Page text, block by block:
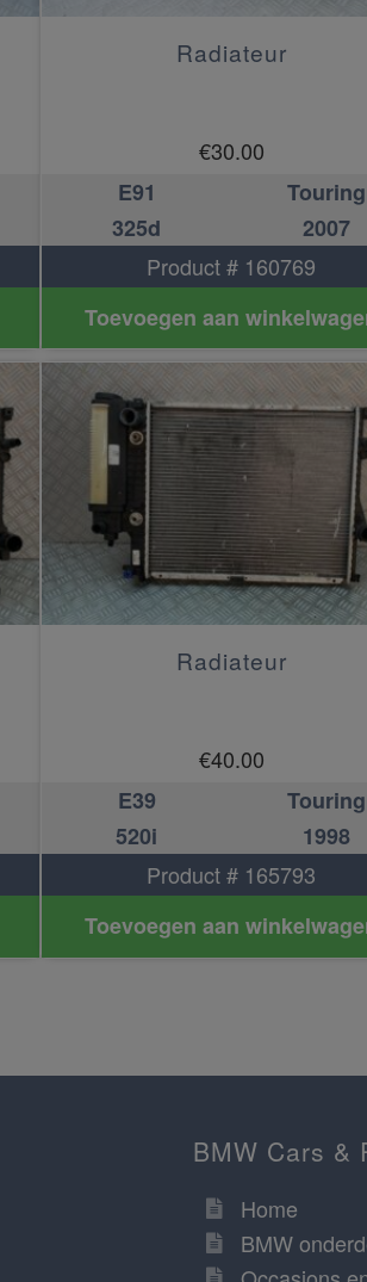
Radiateur
€30.00
E91
Touring
325d
2007
Product # 160769
Toevoegen aan
Radiateur
€40.00
E39
Touring
520i
1998
Product # 165793
Toevoegen aan
BMW Cars &
Home
BMW